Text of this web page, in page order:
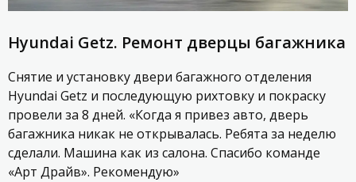
Hyundai Getz. Ремонт дверцы багажника
Снятие и установку двери багажного отделения
Hyundai Getz и последующую рихтовку и покраску
провели за 8 дней. «Когда я привез авто, дверь
багажника никак не открывалась. Ребята за неделю
сделали. Машина как из салона. Спасибо команде
«Арт Драйв». Рекомендую»